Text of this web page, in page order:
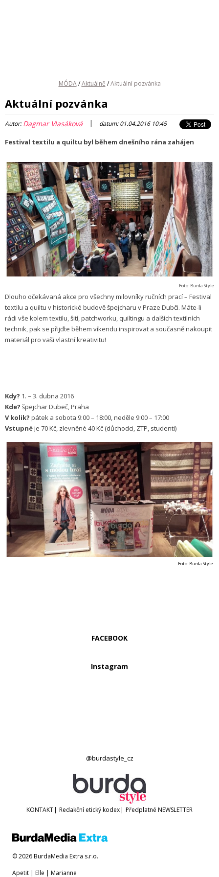
MÓDA / Aktuálně / Aktuální pozvánka
Aktuální pozvánka
Autor:Dagmar Vlasáková | datum: 01.04.2016 10:45
Festival textilu a quiltu byl během dnešního rána zahájen
Foto: Burda Style
Dlouho očekávaná akce pro všechny milovníky ručních prací – Festival
textilu a quiltu v historické budově špejcharu v Praze Dubči. Máte-li
rádi vše kolem textilu, šití, patchworku, quiltingu a dalších textilních
technik, pak se přijďte během víkendu inspirovat a současně nakoupit
materiál pro vaši vlastní kreativitu!
Kdy? 1. – 3. dubna 2016
Kde? špejchar Dubeč, Praha
V kolik? pátek a sobota 9:00 – 18:00, neděle 9:00 – 17:00
Vstupnéje 70 Kč, zlevněné 40 Kč (důchodci, ZTP, studenti)
Foto: Burda Style
FACEBOOK
Instagram
@burdastyle_cz
KONTAKT| Redakční etický kodex| Předplatné NEWSLETTER
© 2026 BurdaMedia Extra s.r.o.
Apetit | Elle | Marianne